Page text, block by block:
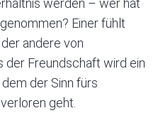
werden – wer hat
Einer fühlt
andere von
der Freundschaft wird ein
der Sinn fürs
geht.